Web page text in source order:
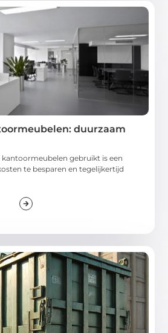
duurzaam
kantoormeubelen gebruikt is een
te besparen en tegelijkertijd